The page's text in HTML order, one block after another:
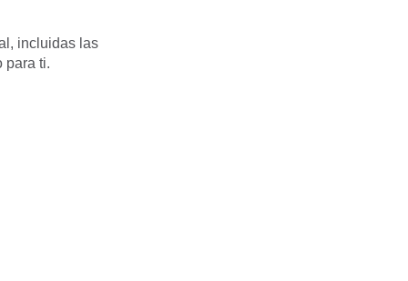
incluidas las
para ti.